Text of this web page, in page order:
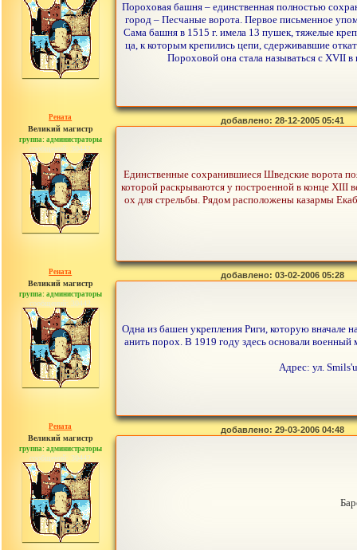
Пороховая башня – единственная полностью
город – Песчаные ворота. Первое письменное
Сама башня в 1515 г. имела 13 пушек, тяжелые
ца, к которым крепились цепи, сдерживавшие
Пороховой она стала называться с XVII
Рената
Великий магистр
группа: администраторы
сообщений: 30442
добавлено: 28-12-2005 05:41
Единственные сохранившиеся Шведские ворота
которой раскрываются у построенной в конце
ох для стрельбы. Рядом расположены казармы
Рената
Великий магистр
группа: администраторы
сообщений: 30442
добавлено: 03-02-2006 05:28
Одна из башен укрепления Риги, которую вначале
анить порох. В 1919 году здесь основали
Адрес: ул.
Рената
Великий магистр
группа: администраторы
сообщений: 30442
добавлено: 29-03-2006 04:48